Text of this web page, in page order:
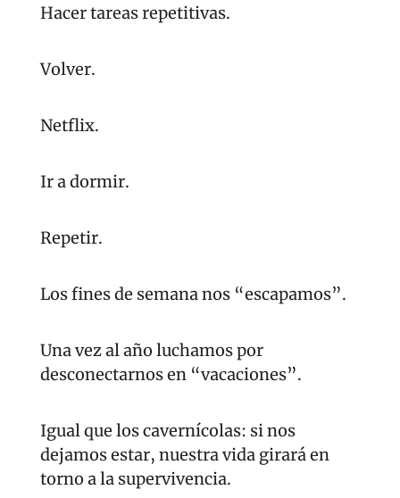
Hacer tareas repetitivas.
Volver.
Netflix.
Ir a dormir.
Repetir.
Los fines de semana nos “escapamos”.
Una vez al año luchamos por
desconectarnos en “vacaciones”.
Igual que los cavernícolas: si nos
dejamos estar, nuestra vida girará en
torno a la supervivencia.